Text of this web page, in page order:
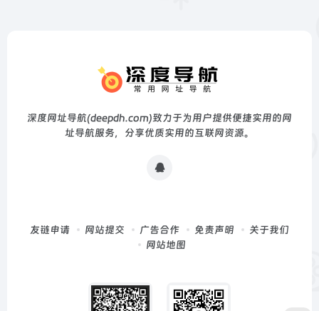
深度网址导航(deepdh.com)致力于为用户提供便捷实用的网
址导航服务，分享优质实用的互联网资源。
友链申请 网站提交 广告合作 免责声明
关于我们
网站地图